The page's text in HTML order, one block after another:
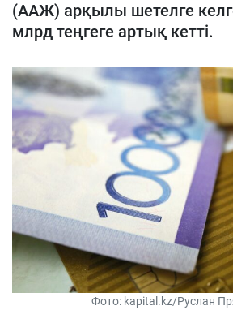
(ААЖ) арқылы шетелге
млрд теңгеге артық кетті.
Фото: kapital.kz/Руслан